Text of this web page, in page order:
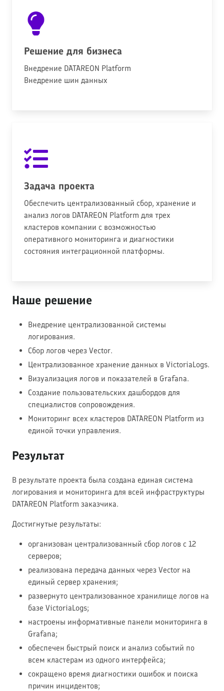
Решение для бизнеса
Внедрение DATAREON Platform
Внедрение шин данных
Задача проекта
Обеспечить централизованный сбор, хранение и
анализ логов DATAREON Platform для трех
кластеров компании с возможностью
оперативного мониторинга и диагностики
состояния интеграционной платформы.
Наше решение
Внедрение централизованной системы
логирования.
Сбор логов через Vector.
Централизованное хранение данных в VictoriaLogs.
Визуализация логов и показателей в Grafana.
Создание пользовательских дашбордов для
специалистов сопровождения.
Мониторинг всех кластеров DATAREON Platform из
единой точки управления.
Результат
В результате проекта была создана единая система
логирования и мониторинга для всей инфраструктуры
DATAREON Platform заказчика.
Достигнутые результаты:
организован централизованный сбор логов с 12
серверов;
реализована передача данных через Vector на
единый сервер хранения;
развернуто централизованное хранилище логов на
базе VictoriaLogs;
настроены информативные панели мониторинга в
Grafana;
обеспечен быстрый поиск и анализ событий по
всем кластерам из одного интерфейса;
сокращено время диагностики ошибок и поиска
причин инцидентов;